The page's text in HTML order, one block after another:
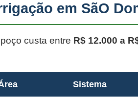
em SãO
custa entre R$ 12.000 a
Sistema